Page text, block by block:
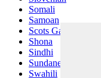
Somali
Samoan
Scots Gaelic
Shona
Sindhi
Sundanese
Swahili